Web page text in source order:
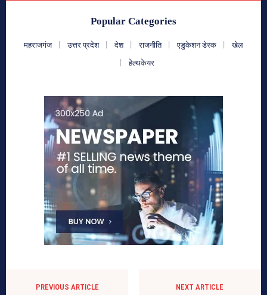
Popular Categories
महराजगंज उत्तर प्रदेश देश राजनीति एडुकेशन डेस्क
खेल
हेल्थकेयर
PREVIOUS ARTICLE NEXT ARTICLE